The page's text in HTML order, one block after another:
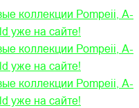
коллекции Pompeii, A-
уже на сайте!
коллекции Pompeii, A-
уже на сайте!
коллекции Pompeii, A-
уже на сайте!